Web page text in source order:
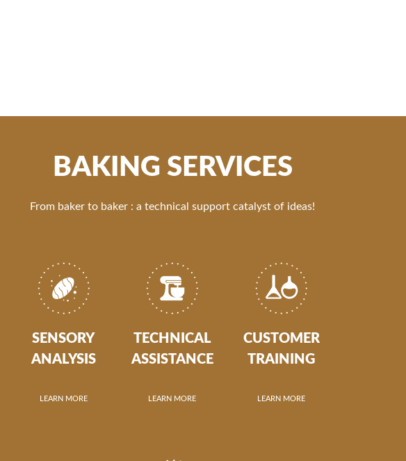
BAKING SERVICES
From baker to baker : a technical support catalyst of ideas!
SENSORY
ANALYSIS
LEARN MORE
TECHNICAL
ASSISTANCE
LEARN MORE
CUSTOMER
TRAINING
LEARN MORE